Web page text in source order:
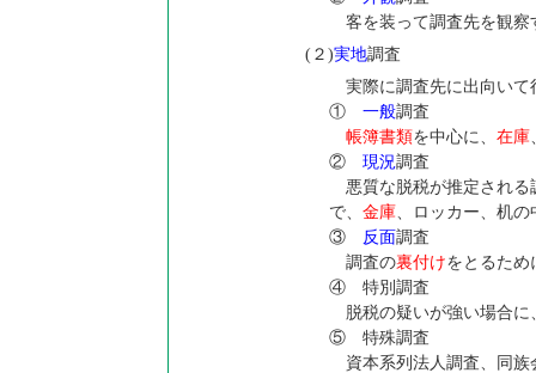
客を装って調査先を観察
(２)実地調査
実際に調査先に出向いて
① 一般調査
帳簿書類を中心に、 在庫
② 現況調査
悪質な脱税が推定される
で、 金庫、ロッカー、机の
③ 反面調査
調査の裏付けをとるため
④ 特別調査
脱税の疑いが強い場合に
⑤ 特殊調査
資本系列法人調査、同族